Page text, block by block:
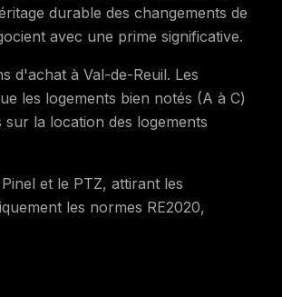
durable des changements de
avec une prime significative.
d'achat à Val-de-Reuil. Les
les logements bien notés (A à C)
la location des logements
et le PTZ, attirant les
les normes RE2020,